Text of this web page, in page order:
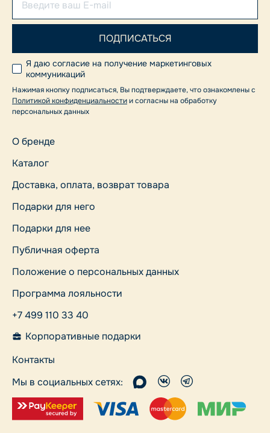
О бренде
Каталог
Доставка, оплата, возврат товара
Подарки для него
Подарки для нее
Публичная оферта
Положение о персональных данных
Программа лояльности
+7 499 110 33 40
Корпоративные подарки
Контакты
Мы в социальных сетях:
Я даю согласие на получение маркетинговых
коммуникаций
Нажимая кнопку подписаться, Вы подтверждаете, что ознакомлены с
Политикой конфиденциальностии согласны на обработку
персональных данных